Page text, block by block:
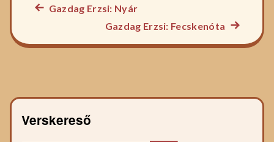
Bejegyzés
navigáció
Előző
recept:
Gazdag Erzsi: Nyár
Gazdag Erzsi: Fecskenóta
főzelék
Verskereső